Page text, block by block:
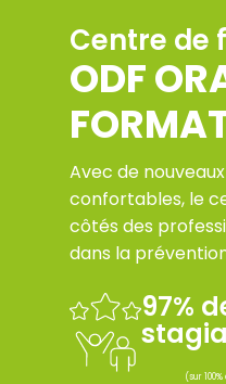
Centre de
ODF
Avec de
confortables, le
côtés des
dans la
97%
(sur